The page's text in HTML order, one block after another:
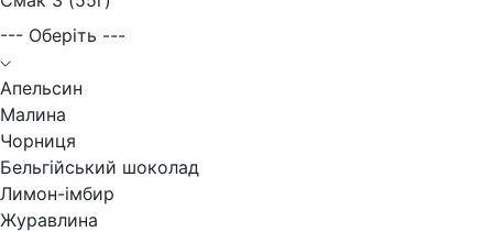
--- Оберіть ---
Апельсин
Малина
Чорниця
Бельгійський шоколад
Лимон-імбир
Журавлина